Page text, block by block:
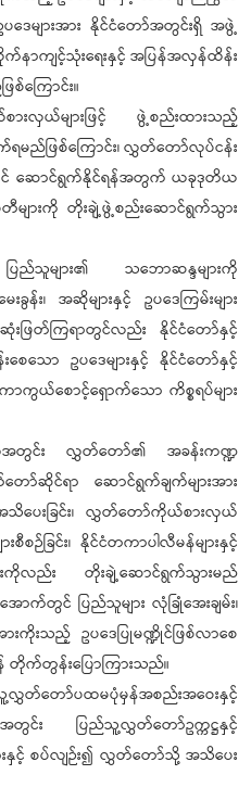
ေများအား နိုင်ငံတော်အတွင်းရှိ အဖွဲ့
က်နာကျင့်သုံးရေးနှင့် အပြန်အလှန်ထိန်း
ကြောင်း။
လှယ်များဖြင့် ဖွဲ့စည်းထားသည့်
ည်ဖြစ်ကြောင်း၊ လွှတ်တော်လုပ်ငန်း
ောင် ဆောင်ရွက်နိုင်ရန်အတွက် ယခုဒုတိယ
များကို တိုးချဲ့ဖွဲ့စည်းဆောင်ရွက်သွား
သူများ၏ သဘောဆန္ဒများကို
၊ အဆိုများနှင့် ဥပဒေကြမ်းများ
ဆုံးဖြတ်ကြရာတွင်လည်း နိုင်ငံတော်နှင့်
စေသော ဥပဒေများနှင့် နိုင်ငံတော်နှင့်
ကာကွယ်စောင့်ရှောက်သော ကိစ္စရပ်များ
တွင်း လွှတ်တော်၏ အခန်းကဏ္ဍ
ဆိုင်ရာ ဆောင်ရွက်ချက်များအား
ပေးခြင်း၊ လွှတ်တော်ကိုယ်စားလှယ်
ဉ်ခြင်း၊ နိုင်ငံတကာပါလီမန်များနှင့်
ားကိုလည်း တိုးချဲ့ဆောင်ရွက်သွားမည်
က်တွင် ပြည်သူများ လုံခြုံအေးချမ်း၊
ကိုးသည့် ဥပဒေပြုမဏ္ဍိုင်ဖြစ်လာစေ
တိုက်တွန်းပြောကြားသည်။
ော်ပထမပုံမှန်အစည်းအဝေးနှင့်
အတွင်း ပြည်သူ့လွှတ်တော်ဥက္ကဋ္ဌနှင့်
နှင့် စပ်လျဉ်း၍ လွှတ်တော်သို့ အသိပေး